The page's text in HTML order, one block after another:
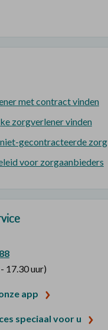
met contract vinden
zorgverlener vinden
gecontracteerde zorg
voor zorgaanbieders
17.30 uur)
app
speciaal voor u